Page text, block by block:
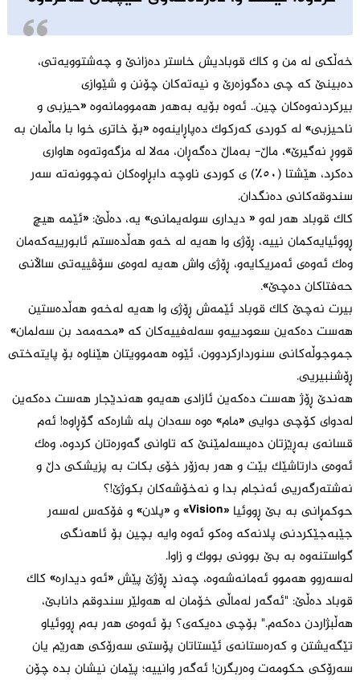
خەڵکی لە من و کاک قوبادیش خاستر دەزانێ و چەشتوویەتی،
دەبینێ کە چی دەگوزەرێ و نیەتەکان چۆنن و شێوازی
بیرکردنەوەکان چین.. ئەوە بۆیە بەهەر هەموومانەوە «حیزبی و
ناحیزبی» لە کوردی کەرکوک دەپاڕاینەوە «بۆ خاتری خوا با ماڵمان بە
قووڕ نەگیرێ»، ماڵ- بەماڵ دەگەڕان، مەلا لە مزگەوتەوە هاواری
دەکرد، هێشتا (٥٠٪) ی کوردی ناوچە دابڕاوەکان نەچوونەتە سەر
سندوقەکانی دەنگدان.
کاک قوباد هەر لەو « دیداری سولەیمانی» یە، دەڵێ: «ئێمە هیچ
ڕووئیایەکمان نییە، ڕۆژی وا هەیە لە خەو هەڵدەستم ئابورییەکەمان
وەک ئەوەی ئەمریکایەو، ڕۆژی واش هەیە لەوەی سۆڤییەتی ساڵانی
حەفتاکان دەچێ».
بیرت نەچێ کاک قوباد ئێمەش ڕۆژی وا هەیە لەخەو هەڵدەستین
هەست دەکەین سعودییەو سەلەفییەکان کە «محەمەد بن سەلمان»
جموجوڵەکانی سنوردارکردوون، ئێوە هەموویتان هێناوە بۆ پایتەختی
ڕۆشنبیریی.
هەندێ ڕۆژ هەست دەکەین ئازادی هەیەو هەندێجار هەست دەکەین
لەدوای کۆچی دوایی «مام» ەوە سەدان پلە شارەکە گۆڕاوە! ئەم
قسانەی بەڕێزتان دەیسەلمێنێ کە تاوانی گەورەتان کردوە، وەک
ئەوەی دارتاشێک بێت و هەر بەزۆر خۆی بکات بە پزیشکی دڵ و
نەشتەرگەریی ئەنجام بدا و نەخۆشەکان بکوژێ!؟
حوکمڕانی بە بێ ڕووئیا «Vision» و «پلان» و فۆکەس لەسەر
جێبەجێکردنی پلانەکە وەکو ئەوە وایە بچین بۆ ئاهەنگی
گواستنەوە بە بێ بوونی بووک و زاوا.
لەسەروو هەموو ئەمانەشەوە، چەند ڕۆژێ پێش «ئەو دیدارە» کاک
قوباد دەڵێ: "ئەگەر لەماڵی خۆمان لە هەولێر سندوقم دانابێ،
هەڵبژاردن دەکەم." بۆچی دەیکەی؟ بۆ ئەوەی هەر بەم ڕووئیاو
تێگەیشتن و کەرەستانەی ئێستاتان پۆستی سەرۆکی هەرێم یان
سەرۆکی حکومەت وەربگرن! ئەگەر وانییە؛ پێمان نیشان بدە چۆن